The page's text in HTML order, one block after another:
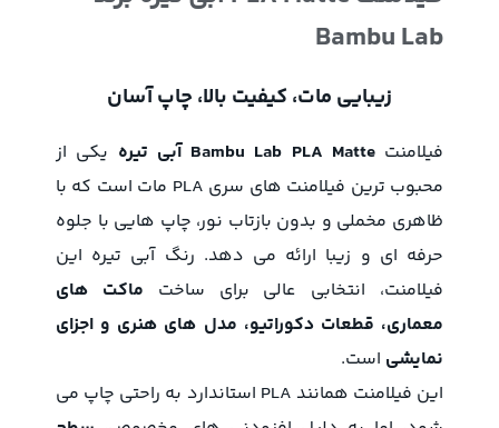
Bambu Lab
زیبایی مات، کیفیت بالا، چاپ آسان
فیلامنتBambu Lab PLA Matte آبی تیره
یکی از
محبوب‌ ترین فیلامنت‌ های سری PLA مات است که با
ظاهری مخملی و بدون بازتاب نور، چاپ‌ هایی با جلوه
حرفه‌ ای و زیبا ارائه می‌ دهد. رنگ آبی تیره این
فیلامنت، انتخابی عالی برای ساخت ماکت‌ های
معماری، قطعات دکوراتیو، مدل‌ های هنری و اجزای
نمایشی است.
این فیلامنت همانند PLA استاندارد به‌ راحتی چاپ می‌